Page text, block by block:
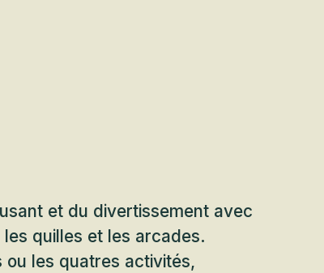
et du divertissement avec
quilles et les arcades.
ou les quatres activités,